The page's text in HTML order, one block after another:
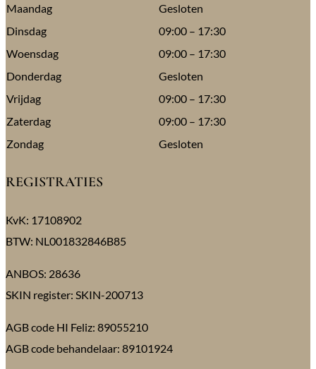
Maandag
Gesloten
Dinsdag
09:00 – 17:30
Woensdag
09:00 – 17:30
Donderdag
Gesloten
Vrijdag
09:00 – 17:30
Zaterdag
09:00 – 17:30
Zondag
Gesloten
REGISTRATIES
KvK: 17108902
BTW: NL001832846B85
ANBOS: 28636
SKIN register: SKIN-200713
AGB code HI Feliz: 89055210
AGB code behandelaar: 89101924